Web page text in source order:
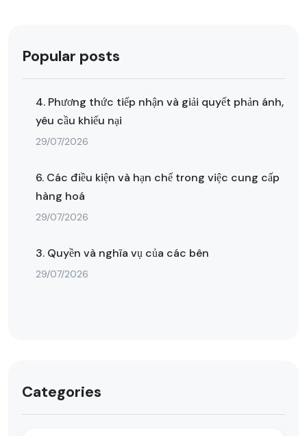
Popular posts
4. Phương thức tiếp nhận và giải quyết phản ánh,
yêu cầu khiếu nại
29/07/2026
6. Các điều kiện và hạn chế trong việc cung cấp
hàng hoá
29/07/2026
3. Quyền và nghĩa vụ của các bên
29/07/2026
Categories